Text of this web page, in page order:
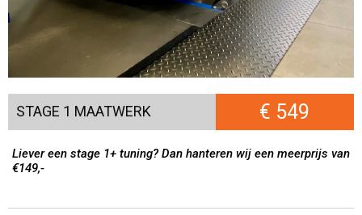
STAGE 1 MAATWERK € 549
Liever een stage 1+ tuning? Dan hanteren wij een meerprijs van
€149,-